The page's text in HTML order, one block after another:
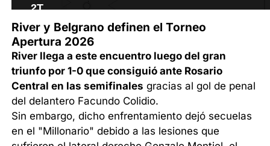
River y Belgrano definen el Torneo
Apertura 2026
River llega a este encuentro luego del gran
triunfo por 1-0 que consiguió ante Rosario
Central en las semifinales gracias al gol de penal
del delantero Facundo Colidio.
Sin embargo, dicho enfrentamiento dejó secuelas
en el "Millonario" debido a las lesiones que